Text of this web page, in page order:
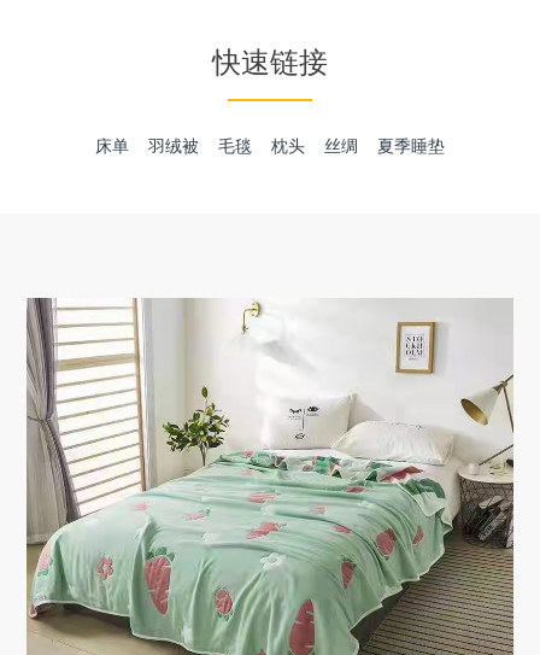
快速链接
床单 羽绒被 毛毯 枕头 丝绸 夏季睡垫